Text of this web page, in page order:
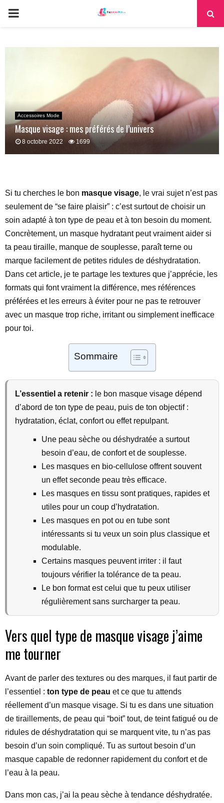
PRIMARY
Accessoires Mode
Masque visage : mes préférés de l’univers
8 octobre 2022 1699
Si tu cherches le bon masque visage, le vrai sujet n’est pas
seulement de “se faire plaisir” : c’est surtout de choisir un
soin adapté à ton type de peau et à ton besoin du moment.
Concrètement, un masque hydratant peut vraiment aider si
ta peau tiraille, manque de souplesse, paraît terne ou
marque facilement de petites ridules de déshydratation.
Dans cet article, je te partage les textures que j’apprécie, les
formats qui font vraiment la différence, mes références
préférées et les erreurs à éviter pour ne pas te retrouver
avec un masque trop riche, irritant ou simplement inefficace
pour toi.
Sommaire
L’essentiel a retenir : le bon masque visage dépend
d’abord de ton type de peau, puis de ton objectif :
hydratation, éclat, confort ou effet repulpant.
Une peau sèche ou déshydratée a surtout
besoin d’eau, de confort et de souplesse.
Les masques en bio-cellulose offrent souvent
un effet seconde peau très efficace.
Les masques en tissu sont pratiques, rapides et
utiles pour un coup d’hydratation.
Les masques en pot ou en tube sont
intéressants si tu veux un soin plus classique et
modulable.
Certains masques peuvent irriter : il faut
toujours vérifier la tolérance de ta peau.
Le bon format est celui que tu peux utiliser
régulièrement sans surcharger ta peau.
Vers quel type de masque visage j’aime
me tourner
Avant de parler des textures ou des marques, il faut partir de
l’essentiel : ton type de peau et ce que tu attends
réellement d’un masque visage. Si tu es dans une situation
de tiraillements, de peau qui “boit” tout, de teint fatigué ou de
ridules de déshydratation qui se marquent vite, tu n’as pas
besoin d’un soin compliqué. Tu as surtout besoin d’un
masque capable de redonner rapidement du confort et de
l’eau à la peau.
Dans mon cas, j’ai la peau sèche à tendance déshydratée.